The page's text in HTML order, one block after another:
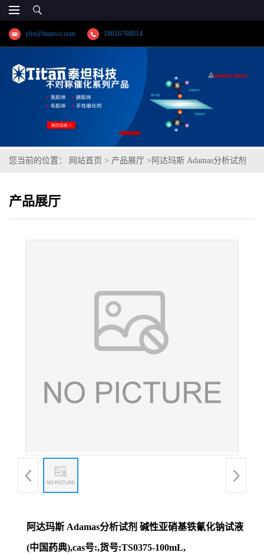
yhx@titansci.com 18616708014
您当前的位置： 网站首页 > 产品展厅 > 阿达玛斯 Adamas分析试剂
产品展厅
阿达玛斯 Adamas分析试剂 碱性亚硝基铁氰化钠试液
(中国药典),cas号:,货号:TS0375-100mL,